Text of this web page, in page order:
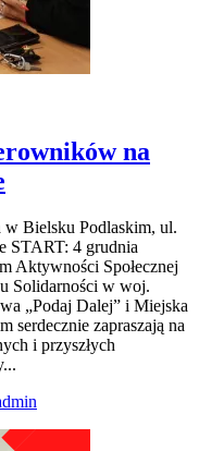
na
Bielsku Podlaskim, ul.
START: 4 grudnia
Aktywności Społecznej
Solidarności w woj.
„Podaj Dalej” i Miejska
serdecznie zapraszają na
i przyszłych